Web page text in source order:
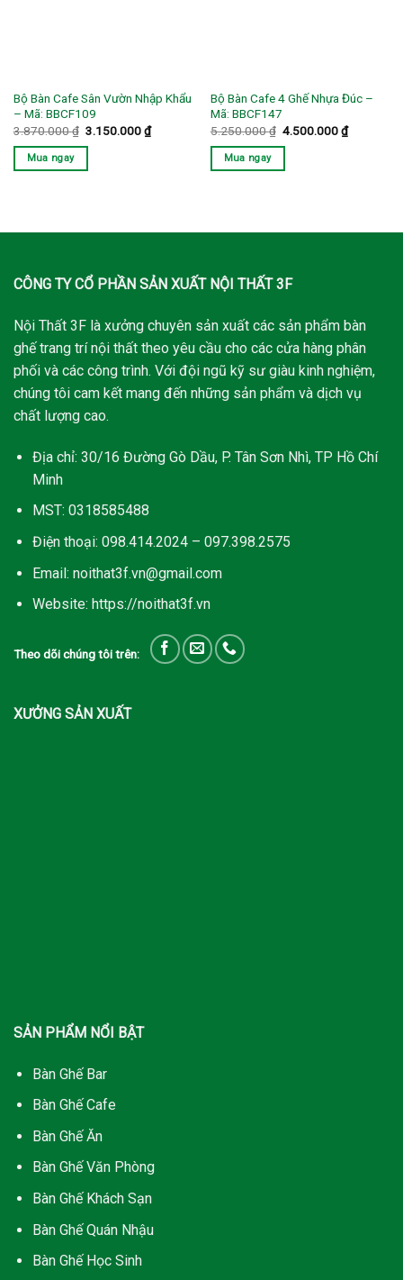
Bộ Bàn Cafe Sân Vườn Nhập Khẩu
– Mã: BBCF109
3.870.000₫ Giá
là:
3.150.000₫Giá
hiện
3.150.000 ₫.
Mua ngay
Bộ Bàn Cafe 4 Ghế Nhựa Đúc –
Mã: BBCF147
5.250.000₫ Giá
là:
4.500.000₫Giá
hiện
Mua ngay
CÔNG TY CỔ PHẦN SẢN XUẤT NỘI THẤT 3F
Nội Thất 3F là xưởng chuyên sản xuất các sản phẩm bàn
ghế trang trí nội thất theo yêu cầu cho các cửa hàng phân
phối và các công trình. Với đội ngũ kỹ sư giàu kinh nghiệm,
chúng tôi cam kết mang đến những sản phẩm và dịch vụ
chất lượng cao.
Địa chỉ: 30/16 Đường Gò Dầu, P. Tân Sơn Nhì, TP Hồ Chí
Minh
MST: 0318585488
Điện thoại: 098.414.2024 – 097.398.2575
Email: noithat3f.vn@gmail.com
Website: https://noithat3f.vn
Theo dõi chúng tôi trên:
XƯỞNG SẢN XUẤT
SẢN PHẨM NỔI BẬT
Bàn Ghế Bar
Bàn Ghế Cafe
Bàn Ghế Ăn
Bàn Ghế Văn Phòng
Bàn Ghế Khách Sạn
Bàn Ghế Quán Nhậu
Bàn Ghế Học Sinh